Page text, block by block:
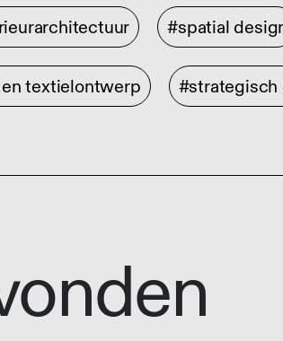
#spatial
textielontwerp #strategisch